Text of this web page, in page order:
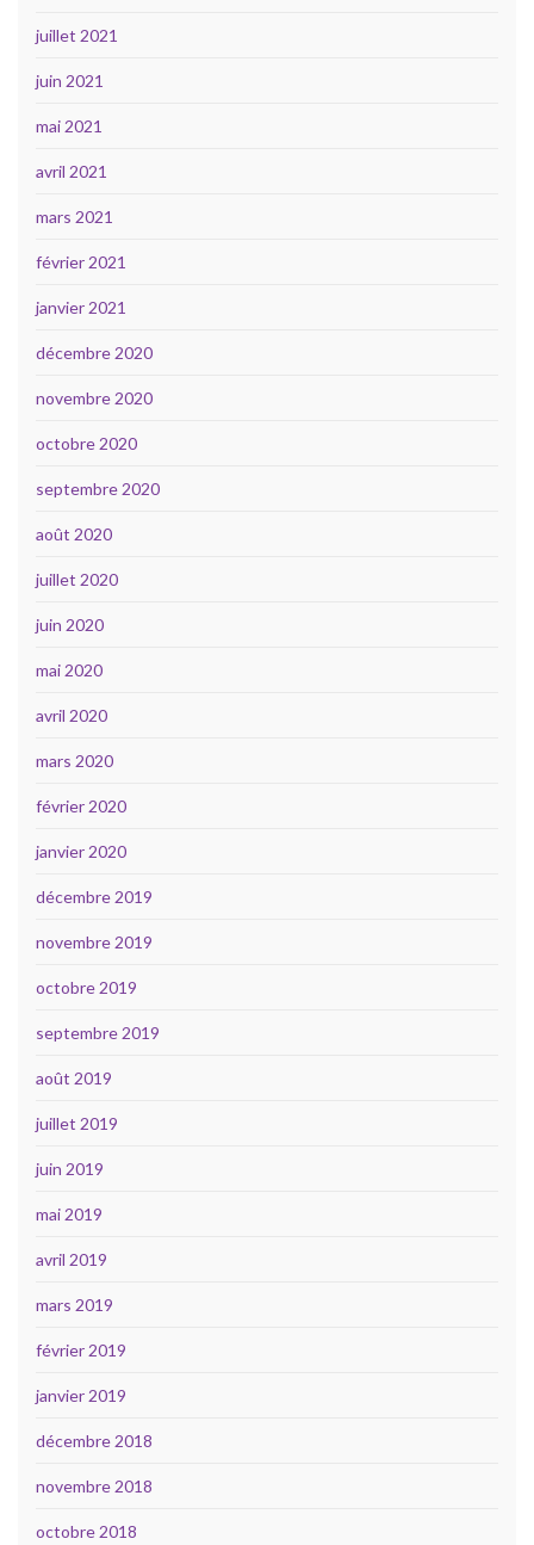
juillet 2021
juin 2021
mai 2021
avril 2021
mars 2021
février 2021
janvier 2021
décembre 2020
novembre 2020
octobre 2020
septembre 2020
août 2020
juillet 2020
juin 2020
mai 2020
avril 2020
mars 2020
février 2020
janvier 2020
décembre 2019
novembre 2019
octobre 2019
septembre 2019
août 2019
juillet 2019
juin 2019
mai 2019
avril 2019
mars 2019
février 2019
janvier 2019
décembre 2018
novembre 2018
octobre 2018